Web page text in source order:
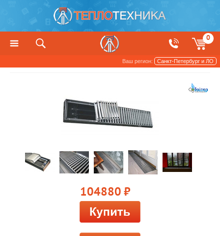
0
Ваш регион: Санкт-Петербург и ЛО
104880 руб.